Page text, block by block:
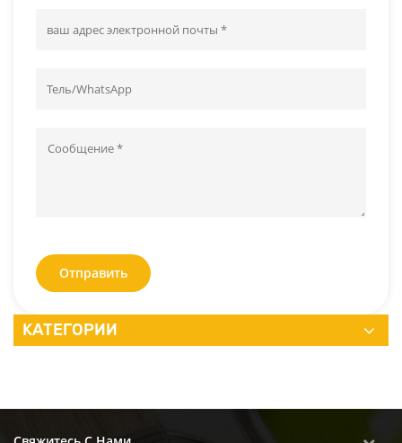
Отправить
КАТЕГОРИИ